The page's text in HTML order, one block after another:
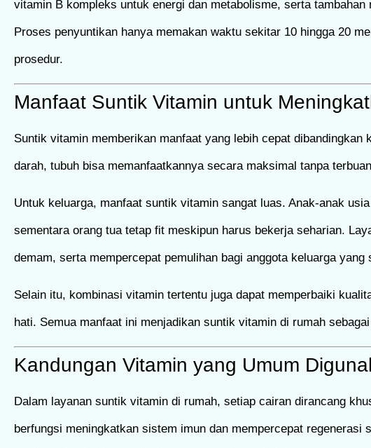
vitamin B kompleks untuk energi dan metabolisme, serta
Proses penyuntikan hanya memakan waktu sekitar 10 hingga 20
prosedur.
Manfaat Suntik Vitamin untuk
Suntik vitamin memberikan manfaat yang lebih cepat
darah, tubuh bisa memanfaatkannya secara maksimal tanpa
Untuk keluarga, manfaat suntik vitamin sangat luas. Anak-anak
sementara orang tua tetap fit meskipun harus bekerja seharian.
demam, serta mempercepat pemulihan bagi anggota keluarga yang
Selain itu, kombinasi vitamin tertentu juga dapat memperbaiki
hati. Semua manfaat ini menjadikan suntik vitamin di rumah
Kandungan Vitamin yang Umum
Dalam layanan suntik vitamin di rumah, setiap cairan dirancang
berfungsi meningkatkan sistem imun dan mempercepat